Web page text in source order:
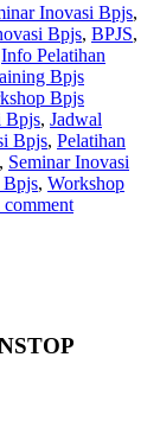
Inovasi Bpjs,
Bpjs, BPJS,
Info Pelatihan
Bpjs
Bpjs
Bpjs, Jadwal
Bpjs, Pelatihan
, Seminar Inovasi
Bpjs, Workshop
comment